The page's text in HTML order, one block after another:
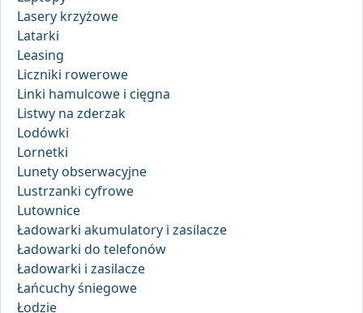
Lasery krzyżowe
Latarki
Leasing
Liczniki rowerowe
Linki hamulcowe i cięgna
Listwy na zderzak
Lodówki
Lornetki
Lunety obserwacyjne
Lustrzanki cyfrowe
Lutownice
Ładowarki akumulatory i zasilacze
Ładowarki do telefonów
Ładowarki i zasilacze
Łańcuchy śniegowe
Łodzie